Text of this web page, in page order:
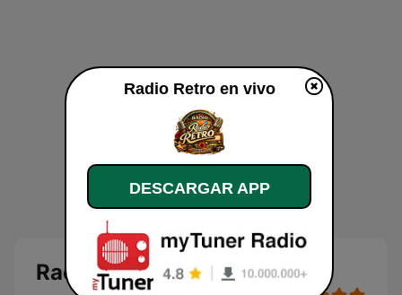
Radio Retro
Radio Retro en vivo
DESCARGAR APP